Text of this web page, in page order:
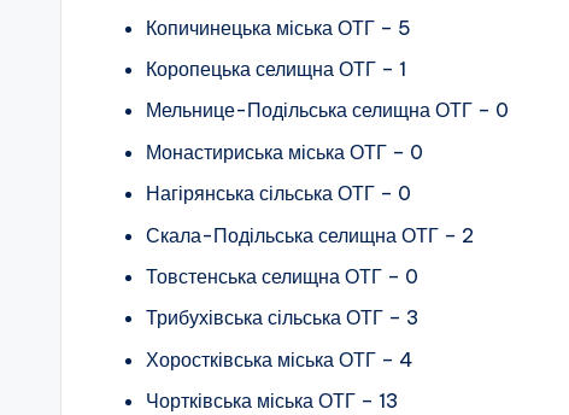
Копичинецька міська ОТГ – 5
Коропецька селищна ОТГ – 1
Мельнице-Подільська селищна ОТГ – 0
Монастириська міська ОТГ – 0
Нагірянська сільська ОТГ – 0
Скала-Подільська селищна ОТГ – 2
Товстенська селищна ОТГ – 0
Трибухівська сільська ОТГ – 3
Хоростківська міська ОТГ – 4
Чортківська міська ОТГ – 13